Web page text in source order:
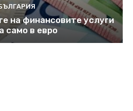
на финансовите услуги
само в евро